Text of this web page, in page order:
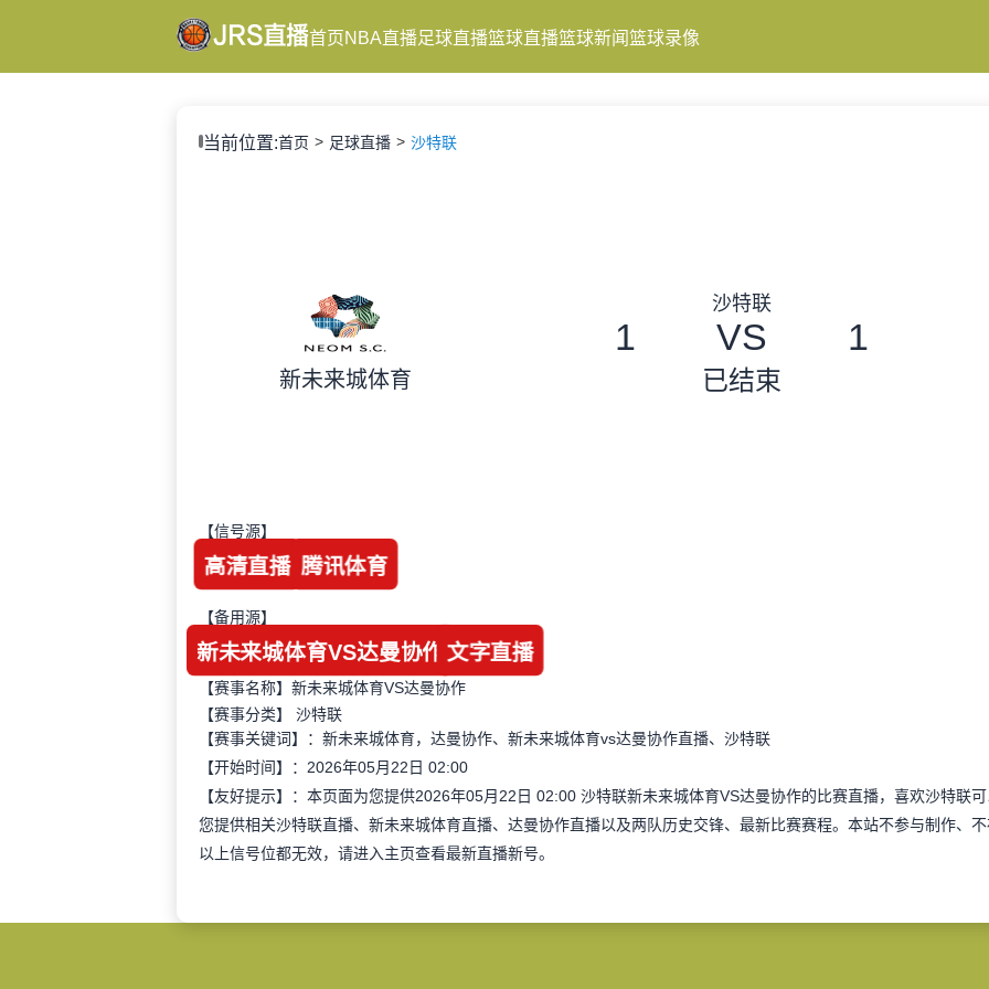
首页 NBA直播足球直播篮球直播篮球新闻篮球录像
当前位置:首页 足球直播 沙特联
新未来城体育
沙特联
1 VS 1
已结束
【信号源】
高清直播 腾讯体育
【备用源】
新未来城体育VS达曼协作 文字直播
【赛事名称】新未来城体育VS达曼协作
【赛事分类】 沙特联
【赛事关键词】：新未来城体育，达曼协作、新未来城体育vs达曼协作直播、沙特联
【开始时间】：2026年05月22日 02:00
【友好提示】：本页面为您提供2026年05月22日 02:00 沙特联新未来城体育VS达曼协作的比赛直播，喜欢沙特联
您提供相关沙特联直播、新未来城体育直播、达曼协作直播以及两队历史交锋、最新比赛赛程。本站不参与制作、
以上信号位都无效，请进入主页查看最新直播新号。